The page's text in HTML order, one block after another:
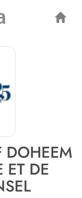
DOHEEM
ET DE